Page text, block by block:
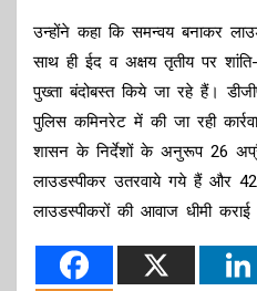
उन्होंने कहा कि समन्वय बनाकर
साथ ही ईद व अक्षय तृतीय पर
पुख्ता बंदोबस्त किये जा रहे हैं।
पुलिस कमिनरेट में की जा रही
शासन के निर्देशों के अनुरूप 26
लाउडस्पीकर उतरवाये गये हैं और
लाउडस्पीकरों की आवाज धीमी